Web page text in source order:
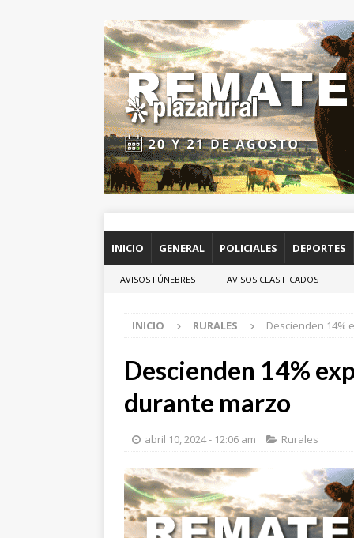
INICIO GENERAL POLICIALES DEPORTES
AVISOS FÚNEBRES AVISOS CLASIFICADOS
INICIO RURALES Descienden 14%
Descienden 14%
durante marzo
abril 10, 2024 - 12:06 am Rurales